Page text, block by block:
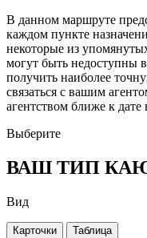
В данном маршруте
каждом пункте
некоторые из
могут быть недоступны
получить наиболее
связаться с вашим
агентством ближе к дате
Выберите
ВАШ ТИП
Вид
Карточки Таблица